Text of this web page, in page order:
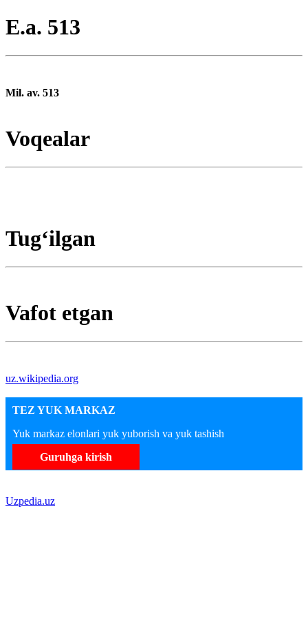
E.a. 513
Mil. av. 513
Voqealar
Tugʻilgan
Vafot etgan
uz.wikipedia.org
TEZ YUK MARKAZ
Yuk markaz elonlari yuk yuborish va yuk tashish
Guruhga kirish
Uzpedia.uz